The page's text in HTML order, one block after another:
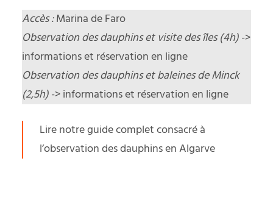
Accès :Marina de Faro
Observation des dauphins et visite des îles (4h)->
informations et réservation en ligne
Observation des dauphins et baleines de Minck
(2,5h)->informations et réservation en ligne
Lire notre guide complet consacré à
l’observation des dauphins en Algarve